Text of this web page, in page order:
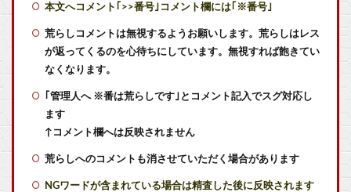
【艦これ】ナマケモノアガノウサギ 他
【艦これ】てーいとーくさんっ♪ 他
【艦これ】ひみつの通り道 他
本文へコメント｢>>番号｣コメント欄には｢※番号｣
荒らしコメントは無視するようお願いします。荒らしはレス
が返ってくるのを心待ちにしています。無視すれば飽きてい
なくなります。
｢管理人へ ※番は荒らしです｣とコメント記入でスグ対応し
ます
↑コメント欄へは反映されません
荒らしへのコメントも消させていただく場合があります
NGワードが含まれている場合は精査した後に反映されます